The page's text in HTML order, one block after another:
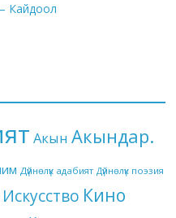
Кайдоол
Акын Акындар.
Дүйнөлүк адабият Дүйнөлүк поэзия
Искусство Кино